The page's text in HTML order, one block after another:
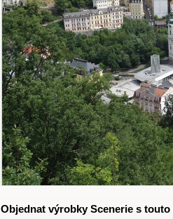
Objednat výrobky Scenerie s